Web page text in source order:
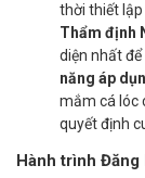
thời thiết lập
Thẩm định
diện nhất
năng áp
mắm cá lóc
quyết định
Hành trình Đăng